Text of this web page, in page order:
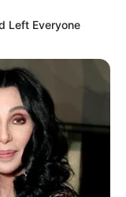
yang wajib ditandai*
Left Everyone